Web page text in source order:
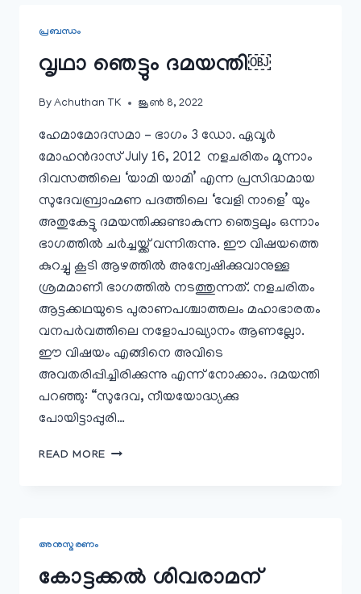
പ്രബന്ധം
വൃഥാ ഞെട്ടും ദമയന്തി￼
By Achuthan TK ജൂൺ 8, 2022
ഹേമാമോദസമാ – ഭാഗം 3 ഡോ. ഏവൂർ
മോഹൻദാസ്‌ July 16, 2012 നളചരിതം മൂന്നാം
ദിവസത്തിലെ ‘യാമി യാമി’ എന്ന പ്രസിദ്ധമായ
സുദേവബ്രാഹ്മണ പദത്തിലെ ‘വേളി നാളെ’ യും
അതുകേട്ടു ദമയന്തിക്കുണ്ടാകുന്ന ഞെട്ടലും ഒന്നാം
ഭാഗത്തിൽ ചർച്ചയ്ക്ക്‌ വന്നിരുന്നു. ഈ വിഷയത്തെ
കുറച്ചു കൂടി ആഴത്തിൽ അന്വേഷിക്കുവാനുള്ള
ശ്രമമാണീ ഭാഗത്തിൽ നടത്തുന്നത്‌. നളചരിതം
ആട്ടക്കഥയുടെ പുരാണപശ്ചാത്തലം മഹാഭാരതം
വനപർവത്തിലെ നളോപാഖ്യാനം ആണല്ലോ.
ഈ വിഷയം എങ്ങിനെ അവിടെ
അവതരിപ്പിച്ചിരിക്കുന്നു എന്ന്‌ നോക്കാം. ദമയന്തി
പറഞ്ഞു: “സുദേവ, നീയയോദ്ധ്യക്കു
പോയിട്ടാപ്പുരി…
READ MORE വൃഥാ
അനുസ്മരണം
കോട്ടക്കല്‍ ശിവരാമന്